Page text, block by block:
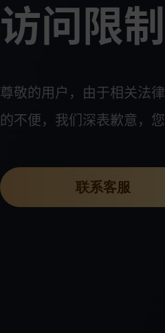
访问限制
尊敬的用户，由于相关法
的不便，我们深表歉意，
联系客服